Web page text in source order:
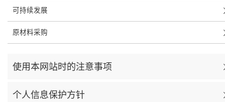
可持续发展
原材料采购
使用本网站时的注意事项
个人信息保护方针